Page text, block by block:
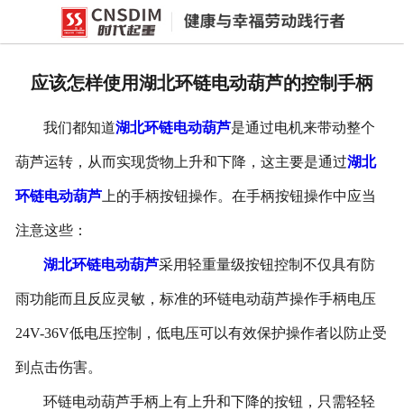
网站首页
新闻中心
公司概况
资质荣誉
应该怎样使用湖北环链电动葫芦的控制手柄
我们都知道湖北环链电动葫芦是通过电机来带动整个
葫芦运转，从而实现货物上升和下降，这主要是通过湖北
环链电动葫芦上的手柄按钮操作。在手柄按钮操作中应当
注意这些：
湖北环链电动葫芦采用轻重量级按钮控制不仅具有防
雨功能而且反应灵敏，标准的环链电动葫芦操作手柄电压
24V-36V低电压控制，低电压可以有效保护操作者以防止受
到点击伤害。
环链电动葫芦手柄上有上升和下降的按钮，只需轻轻